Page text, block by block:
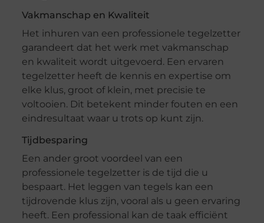
Vakmanschap en Kwaliteit
Het inhuren van een professionele tegelzetter
garandeert dat het werk met vakmanschap
en kwaliteit wordt uitgevoerd. Een ervaren
tegelzetter heeft de kennis en expertise om
elke klus, groot of klein, met precisie te
voltooien. Dit betekent minder fouten en een
eindresultaat waar u trots op kunt zijn.
Tijdbesparing
Een ander groot voordeel van een
professionele tegelzetter is de tijd die u
bespaart. Het leggen van tegels kan een
tijdrovende klus zijn, vooral als u geen ervaring
heeft. Een professional kan de taak efficiënt